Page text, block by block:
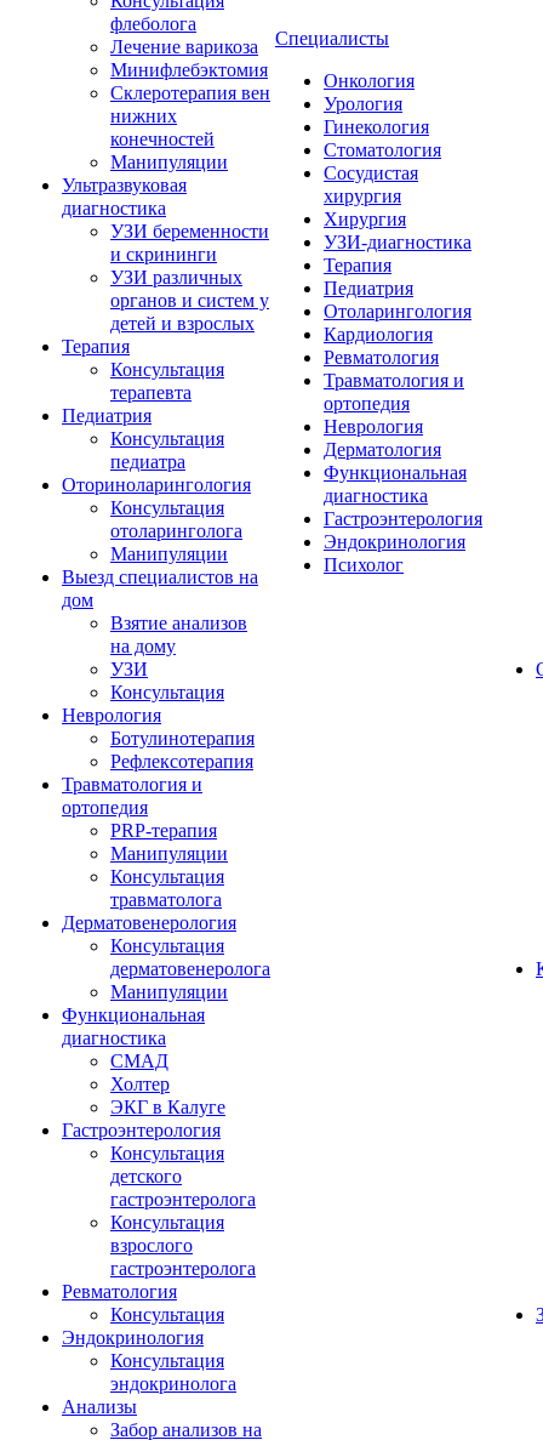
флеболога
Лечение варикоза
Минифлебэктомия
Склеротерапия вен
нижних
конечностей
Манипуляции
Ультразвуковая
диагностика
УЗИ беременности
и скрининги
УЗИ различных
органов и систем у
детей и взрослых
Терапия
Консультация
терапевта
Педиатрия
Консультация
педиатра
Оториноларингология
Консультация
отоларинголога
Манипуляции
Выезд специалистов на
дом
Взятие анализов
на дому
УЗИ
Консультация
Неврология
Ботулинотерапия
Рефлексотерапия
Травматология и
ортопедия
PRP-терапия
Манипуляции
Консультация
травматолога
Дерматовенерология
Консультация
дерматовенеролога
Манипуляции
Функциональная
диагностика
СМАД
Холтер
ЭКГ в Калуге
Гастроэнтерология
Консультация
детского
гастроэнтеролога
Консультация
взрослого
гастроэнтеролога
Ревматология
Консультация
Эндокринология
Консультация
эндокринолога
Анализы
Забор анализов на
Специалисты
Онкология
Урология
Гинекология
Стоматология
Сосудистая
хирургия
Хирургия
УЗИ-диагностика
Терапия
Педиатрия
Отоларингология
Кардиология
Ревматология
Травматология и
ортопедия
Неврология
Дерматология
Функциональная
диагностика
Гастроэнтерология
Эндокринология
Психолог